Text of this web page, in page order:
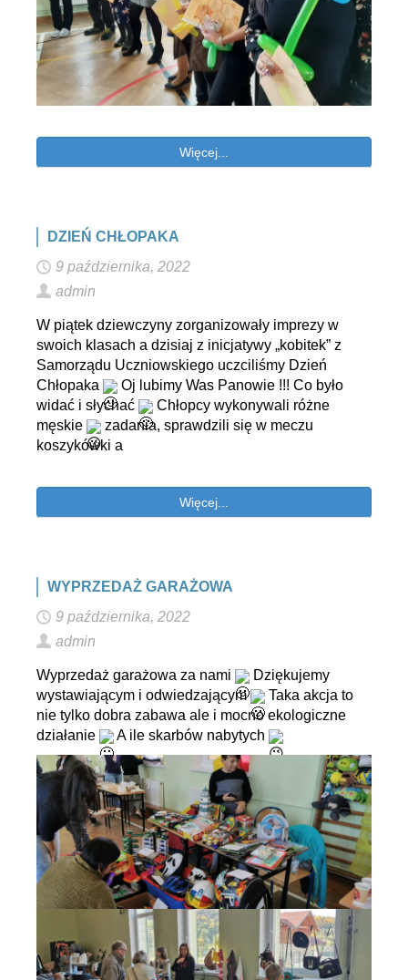
Więcej...
DZIEŃ CHŁOPAKA
9 października, 2022
admin
W piątek dziewczyny zorganizowały imprezy w
swoich klasach a dzisiaj z inicjatywy „kobitek” z
Samorządu Uczniowskiego uczciliśmy Dzień
Chłopaka
Oj lubimy Was Panowie !!! Co było
widać i słychać
Chłopcy wykonywali różne
męskie
zadania, sprawdzili się w meczu
koszykówki a
Więcej...
WYPRZEDAŻ GARAŻOWA
9 października, 2022
admin
Wyprzedaż garażowa za nami
Dziękujemy
wystawiającym i odwiedzającym
Taka akcja to
nie tylko dobra zabawa ale i mocno ekologiczne
działanie
A ile skarbów nabytych